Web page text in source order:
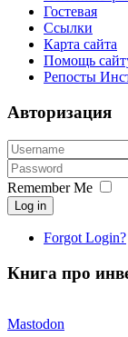
Гостевая
Ссылки
Карта сайта
Помощь
Репосты
Авторизация
Remember Me
Log in
Forgot Login?
Книга про
Mastodon